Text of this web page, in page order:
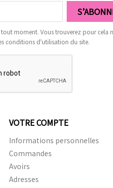
moment. Vous trouverez pour cela
conditions d'utilisation du site.
VOTRE COMPTE
Informations personnelles
Commandes
Avoirs
Adresses